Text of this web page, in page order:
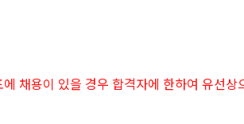
채용이 있을 경우 합격자에 한하여 유선상